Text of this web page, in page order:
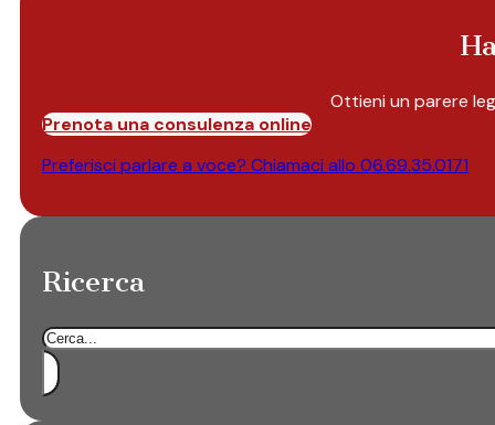
Ottieni un parere
Prenota una consulenza online
Preferisci parlare a voce? Chiamaci allo 06.69.35.0171
Ricerca
Cerca